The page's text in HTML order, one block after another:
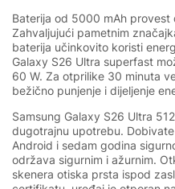
Baterija od 5000 mAh
Zahvaljujući pametnim
baterija učinkovito koristi
Galaxy S26 Ultra superfast
60 W. Za otprilike 30 minuta
bežično punjenje i dijeljenje
Samsung Galaxy S26 Ultra
dugotrajnu upotrebu.
Android i sedam godina
održava sigurnim i ažurnim.
skenera otiska prsta ispod